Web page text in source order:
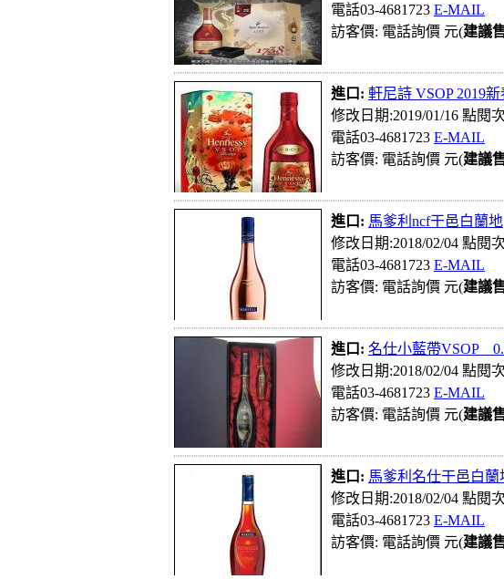
電話03-4681723 E-MAIL
訪客價: 電話詢價 元(建議
進口: 軒尼詩 VSOP 2019新
修改日期:2019/01/16 點閱
電話03-4681723 E-MAIL
訪客價: 電話詢價 元(建議
進口: 馬爹利ncf干邑白蘭地
修改日期:2018/02/04 點閱
電話03-4681723 E-MAIL
訪客價: 電話詢價 元(建議
進口: 名仕小藍帶VSOP
修改日期:2018/02/04 點閱
電話03-4681723 E-MAIL
訪客價: 電話詢價 元(建議
進口: 馬爹利名仕干邑白蘭
修改日期:2018/02/04 點閱
電話03-4681723 E-MAIL
訪客價: 電話詢價 元(建議